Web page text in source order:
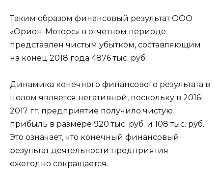
Таким образом финансовый результат ООО
«Орион-Моторс» в отчетном периоде
представлен чистым убытком, составляющим
на конец 2018 года 4876 тыс. руб.
Динамика конечного финансового результата в
целом является негативной, поскольку в 2016-
2017 гг. предприятие получило чистую
прибыль в размере 920 тыс. руб. и 108 тыс. руб.
Это означает, что конечный финансовый
результат деятельности предприятия
ежегодно сокращается.